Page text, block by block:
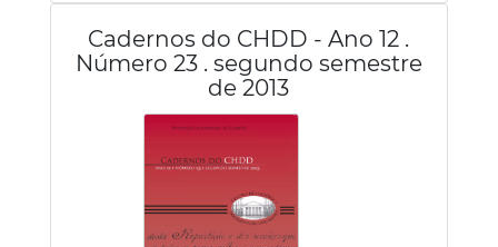
Cadernos do CHDD - Ano 12 .
Número 23 . segundo semestre
de 2013